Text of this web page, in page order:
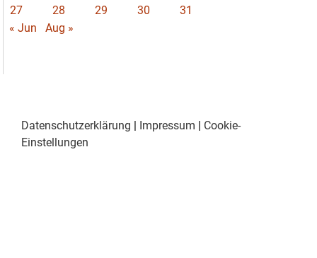
27
28 29 30
31
« Jun
Aug »
Datenschutzerklärung | Impressum | Cookie-
Einstellungen